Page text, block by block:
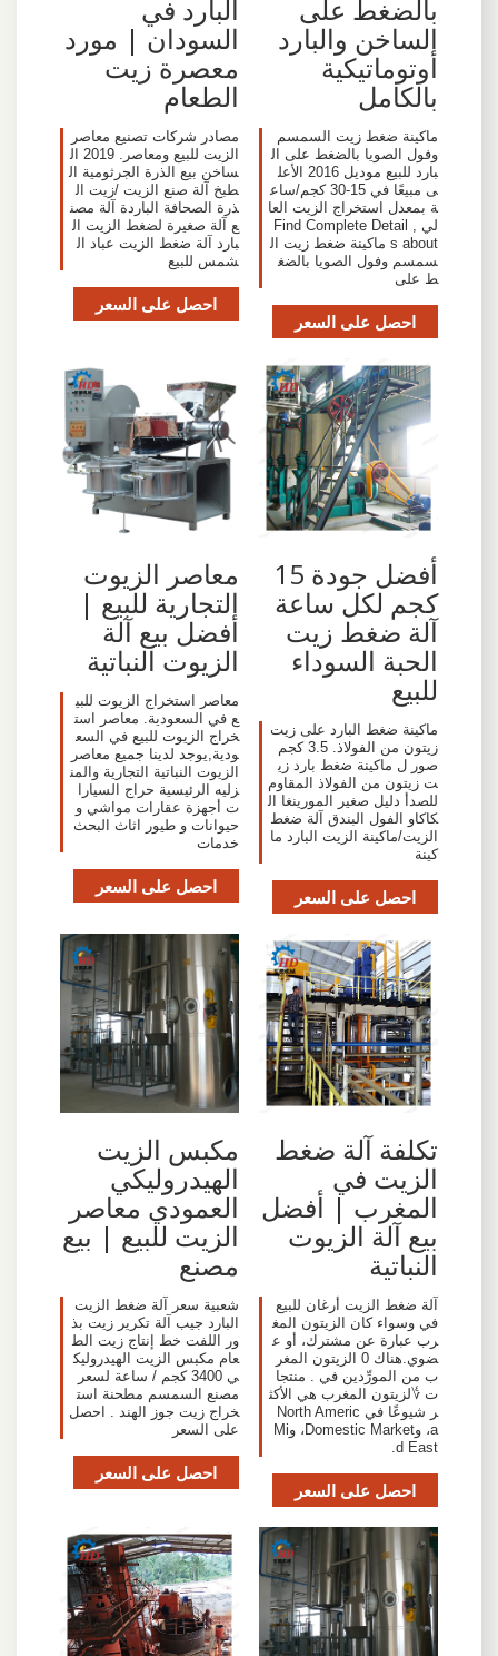
بالضغط على
الساخن والبارد
أوتوماتيكية
بالكامل
ماكينة ضغط زيت السمسم
وفول الصويا بالضغط على ال
بارد للبيع موديل 2016 الأعل
ى مبيعًا في 15-30 كجم/ساع
ة بمعدل استخراج الزيت العا
لي , Find Complete Detail
s about ماكينة ضغط زيت ال
سمسم وفول الصويا بالضغ
ط على
احصل على السعر
البارد في
السودان | مورد
معصرة زيت
الطعام
مصادر شركات تصنيع معاصر
الزيت للبيع ومعاصر. 2019 ال
ساخن بيع الذرة الجرثومية ال
طبخ آلة صنع الزيت /زيت ال
ذرة الصحافة الباردة آلة مصن
ع آلة صغيرة لضغط الزيت ال
بارد آلة ضغط الزيت عباد ال
شمس للبيع
احصل على السعر
أفضل جودة 15
كجم لكل ساعة
آلة ضغط زيت
الحبة السوداء
للبيع
ماكينة ضغط البارد على زيت
زيتون من الفولاذ. 3.5 كجم
صور ل ماكينة ضغط بارد زي
ت زيتون من الفولاذ المقاوم
للصدأ دليل صغير المورينغا ال
كاكاو الفول البندق آلة ضغط
الزيت/ماكينة الزيت البارد ما
كينة
احصل على السعر
معاصر الزيوت
التجارية للبيع |
أفضل بيع آلة
الزيوت النباتية
معاصر استخراج الزيوت للبي
ع في السعودية. معاصر است
خراج الزيوت للبيع في السع
ودية,يوجد لدينا جميع معاصر
الزيوت النباتية التجارية والمن
زليه الرئيسية حراج السيارا
ت أجهزة عقارات مواشي و
حيوانات و طيور اثاث البحث
خدمات
احصل على السعر
تكلفة آلة ضغط
الزيت في
المغرب | أفضل
بيع آلة الزيوت
النباتية
آلة ضغط الزيت أرغان للبيع
في وسواء كان الزيتون المغ
رب عبارة عن مشترك، أو ع
ضوي.هناك 0 الزيتون المغر
ب من المورِّدين في . منتجا
ت ؇لزيتون المغرب هي الأكث
ر شيوعًا في North Americ
a، وDomestic Market، وMi
d East.
احصل على السعر
مكبس الزيت
الهيدروليكي
العمودي معاصر
الزيت للبيع | بيع
مصنع
شعبية سعر آلة ضغط الزيت
البارد جيب آلة تكرير زيت بذ
ور اللفت خط إنتاج زيت الط
عام مكبس الزيت الهيدروليك
ي 3400 كجم / ساعة لسعر
مصنع السمسم مطحنة است
خراج زيت جوز الهند . احصل
على السعر
احصل على السعر